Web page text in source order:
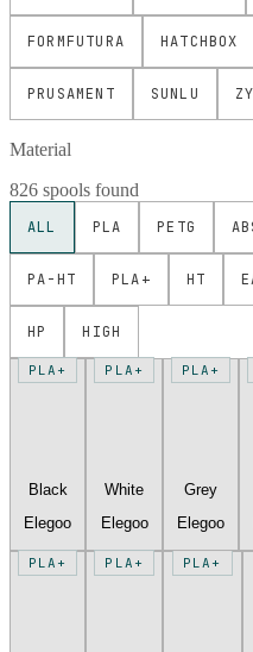
FORMFUTURA HATCHBOX
PRUSAMENT SUNLU
Material
826 spools found
ALL PLA PETG
PA-HT PLA+ HT
HP HIGH
PLA+
Black
Elegoo
PLA+
White
Elegoo
PLA+
Grey
Elegoo
PLA+ PLA+ PLA+